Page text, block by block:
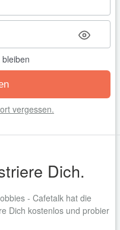
vergessen.
Dich.
- Cafetalk hat die
Dich kostenlos und probier